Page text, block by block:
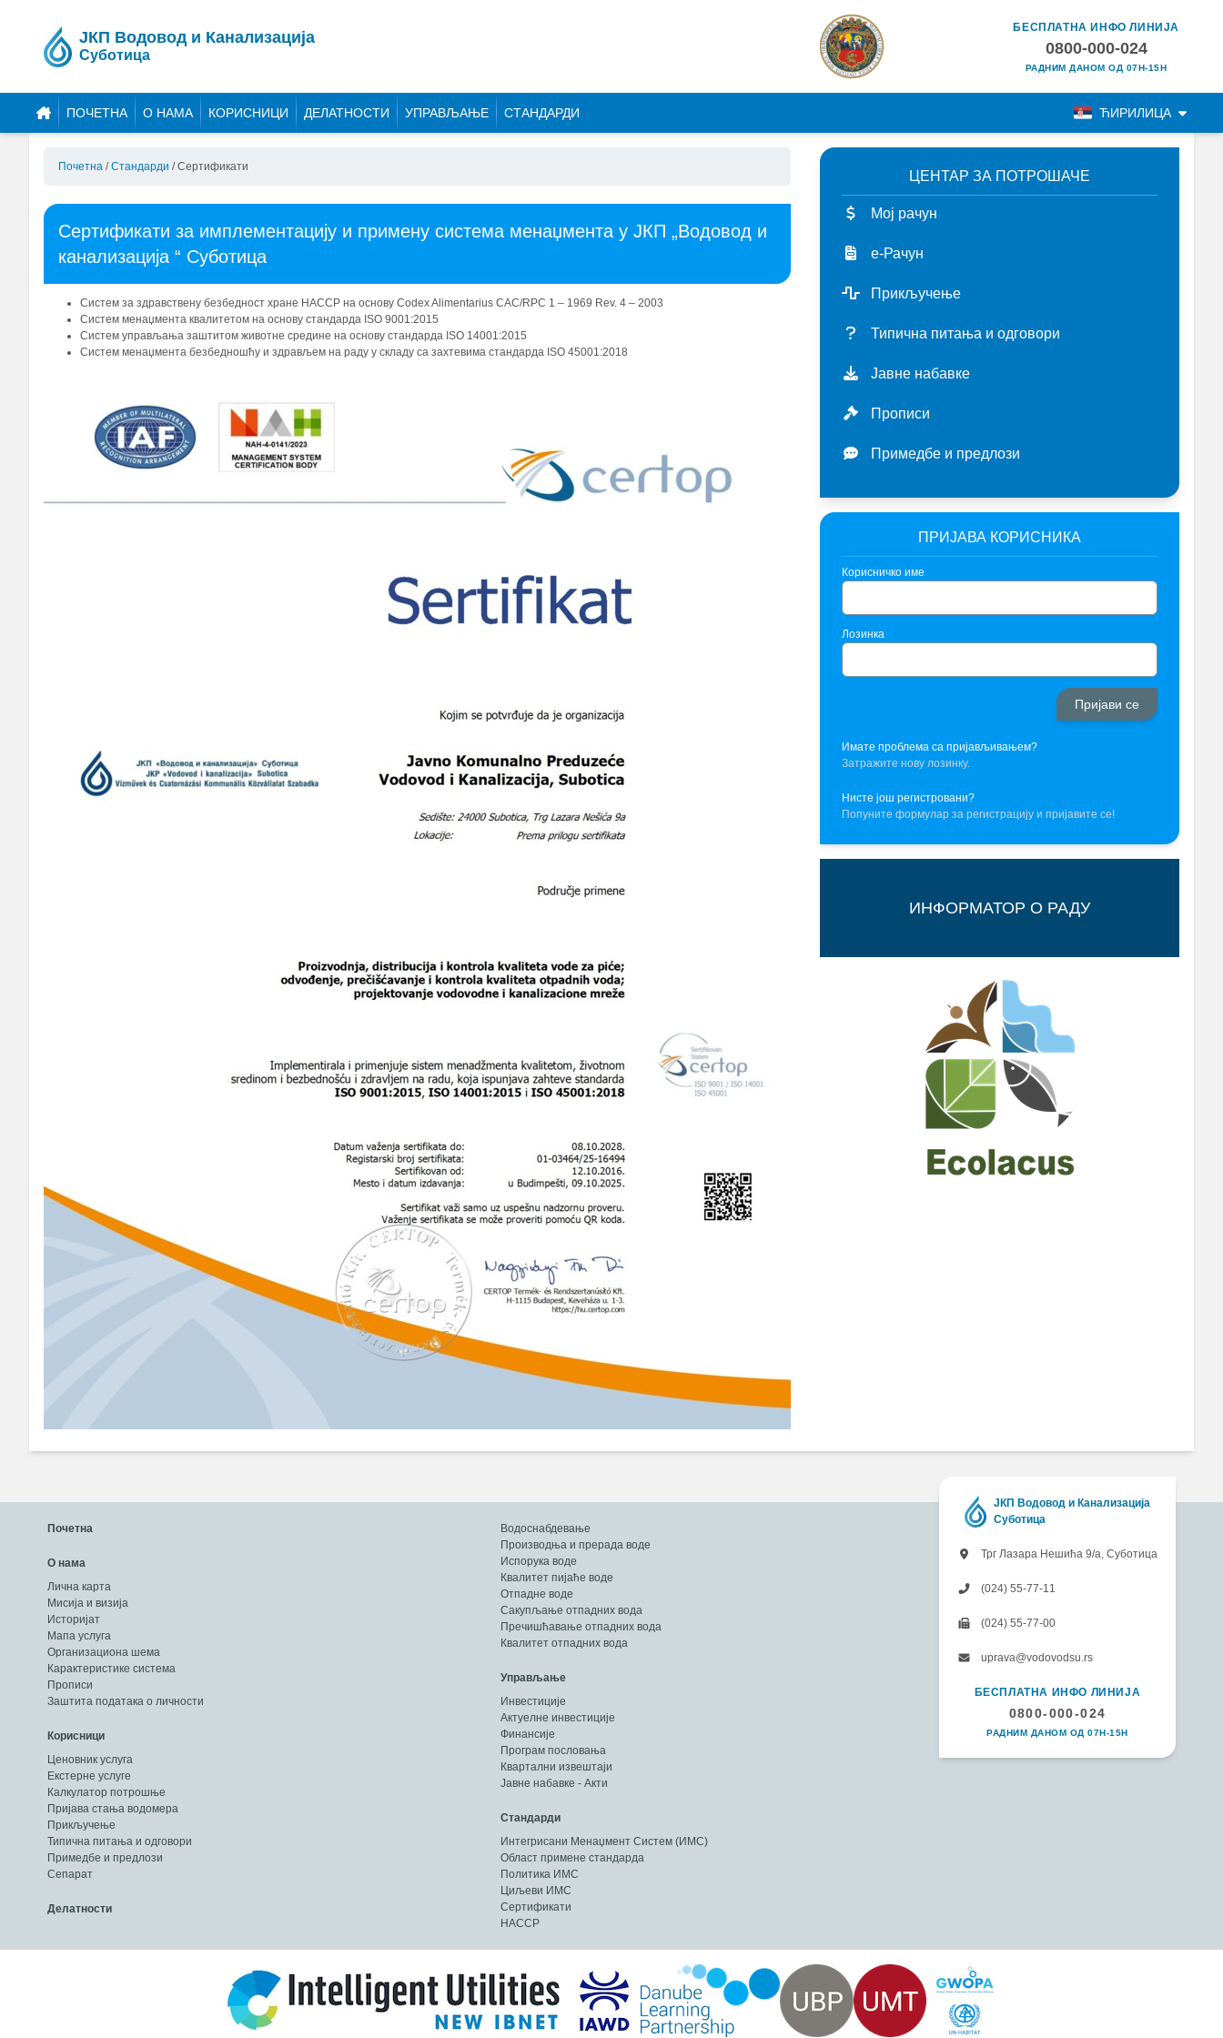
ЈКП Водовод и Канализација
Суботица
БЕСПЛАТНА ИНФО ЛИНИЈА
0800-000-024
РАДНИМ ДАНОМ ОД 07H-15H
ПОЧЕТНА О НАМА КОРИСНИЦИ ДЕЛАТНОСТИ УПРАВЉАЊЕ СТАНДАРДИ ЋИРИЛИЦА
Почетна / Стандарди / Сертификати
Сертификати за имплементацију и примену система менаџмента у ЈКП „Водовод и
канализација “ Суботица
Систем за здравствену безбедност хране HACCP на основу Codex Alimentarius CAC/RPC 1 – 1969 Rev. 4 – 2003
Систем менаџмента квалитетом на основу стандарда ISO 9001:2015
Систем управљања заштитом животне средине на основу стандарда ISO 14001:2015
Систем менаџмента безбедношћу и здрављем на раду у складу са захтевима стандарда ISO 45001:2018
ЦЕНТАР ЗА ПОТРОШАЧЕ
Мој рачун
е-Рачун
Прикључење
Типична питања и одговори
Јавне набавке
Прописи
Примедбе и предлози
ПРИЈАВА КОРИСНИКА
Корисничко име
Лозинка
Имате проблема са пријављивањем?
Затражите нову лозинку.
Нисте још регистровани?
Попуните формулар за регистрацију и пријавите се!
ИНФОРМАТОР О РАДУ
Почетна
О нама
Лична карта
Мисија и визија
Историјат
Мапа услуга
Организациона шема
Карактеристике система
Прописи
Заштита података о личности
Корисници
Ценовник услуга
Екстерне услуге
Калкулатор потрошње
Пријава стања водомера
Прикључење
Типична питања и одговори
Примедбе и предлози
Сепарат
Делатности
Водоснабдевање
Производња и прерада воде
Испорука воде
Квалитет пијаће воде
Отпадне воде
Сакупљање отпадних вода
Пречишћавање отпадних вода
Квалитет отпадних вода
Управљање
Инвестиције
Актуелне инвестиције
Финансије
Програм пословања
Квартални извештаји
Јавне набавке - Акти
Стандарди
Интегрисани Менаџмент Систем (ИМС)
Област примене стандарда
Политика ИМС
Циљеви ИМС
Сертификати
HACCP
ЈКП Водовод и Канализација
Суботица
Трг Лазара Нешића 9/а, Суботица
(024) 55-77-11
(024) 55-77-00
uprava@vodovodsu.rs
БЕСПЛАТНА ИНФО ЛИНИЈА
0800-000-024
РАДНИМ ДАНОМ ОД 07H-15H